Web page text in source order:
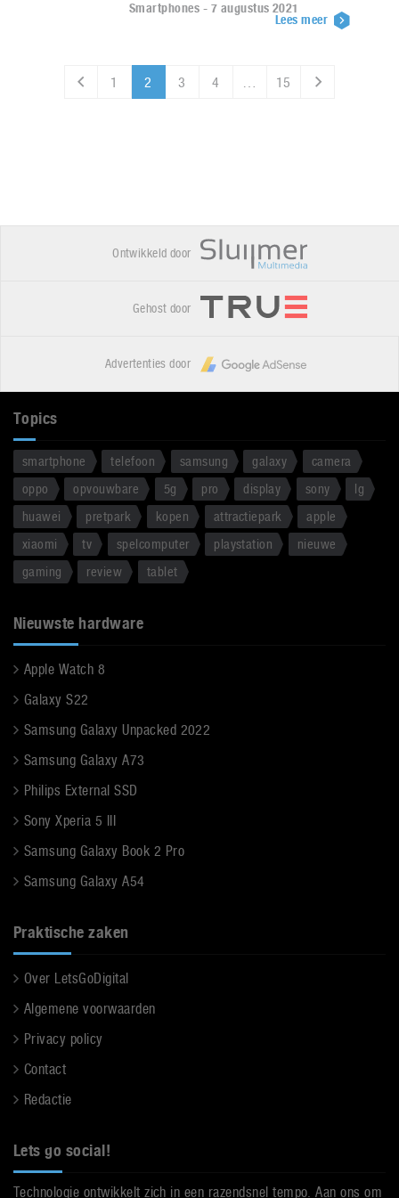
Smartphones - 7 augustus 2021
Lees meer
1 2 3 4 … 15
Ontwikkeld door
Gehost door
Advertenties door
Topics
smartphone telefoon samsung galaxy
camera
oppo
opvouwbare 5g pro display sony
lg
huawei
pretpark kopen attractiepark
apple
xiaomi
tv spelcomputer playstation
nieuwe
gaming
review tablet
Nieuwste hardware
Apple Watch 8
Galaxy S22
Samsung Galaxy Unpacked 2022
Samsung Galaxy A73
Philips External SSD
Sony Xperia 5 III
Samsung Galaxy Book 2 Pro
Samsung Galaxy A54
Praktische zaken
Over LetsGoDigital
Algemene voorwaarden
Privacy policy
Contact
Redactie
Lets go social!
Technologie ontwikkelt zich in een razendsnel tempo. Aan ons om